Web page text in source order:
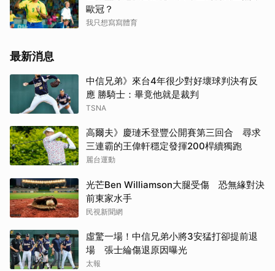
歐冠？
我只想寫寫體育
最新消息
中信兄弟》來台4年很少對好壞球判決有反
應 勝騎士：畢竟他就是裁判
TSNA
高爾夫》慶璉禾登豐公開賽第三回合 尋求
三連霸的王偉軒穩定發揮200桿續獨跑
麗台運動
光芒Ben Williamson大腿受傷 恐無緣對決
前東家水手
民視新聞網
虛驚一場！中信兄弟小將3安猛打卻提前退
場 張士綸傷退原因曝光
太報